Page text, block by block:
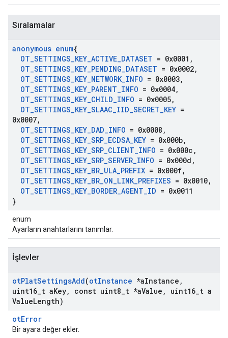
Sıralamalar
anonymous enum{
OT_SETTINGS_KEY_ACTIVE_DATASET = 0x0001 ,
OT_SETTINGS_KEY_PENDING_DATASET = 0x0002,
OT_SETTINGS_KEY_NETWORK_INFO = 0x0003,
OT_SETTINGS_KEY_PARENT_INFO = 0x0004,
OT_SETTINGS_KEY_CHILD_INFO = 0x0005,
OT_SETTINGS_KEY_SLAAC_IID_SECRET_KEY =
0x0007,
OT_SETTINGS_KEY_DAD_INFO = 0x0008 ,
OT_SETTINGS_KEY_SRP_ECDSA_KEY = 0x000b,
OT_SETTINGS_KEY_SRP_CLIENT_INFO = 0x000c ,
OT_SETTINGS_KEY_SRP_SERVER_INFO = 0x000d ,
OT_SETTINGS_KEY_BR_ULA_PREFIX = 0x000f,
OT_SETTINGS_KEY_BR_ON_LINK_PREFIXES = 0x0010,
OT_SETTINGS_KEY_BORDER_AGENT_ID = 0x0011
}
enum
Ayarların anahtarlarını tanımlar.
İşlevler
otPlatSettingsAdd(otInstance *aInstance ,
uint16 t aKey, const uint8 t *aValue , uint16 t a
ValueLength)
otError
Bir ayara değer ekler.